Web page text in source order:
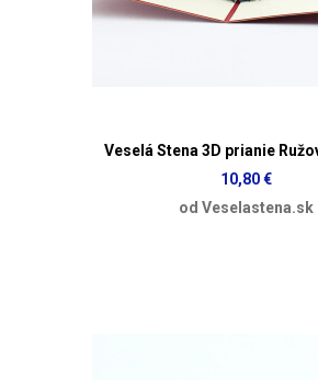
Veselá Stena 3D prianie
10,80 €
od Veselastena.sk